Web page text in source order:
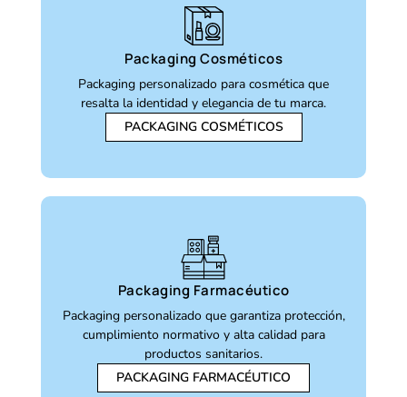
Packaging Cosméticos
Packaging personalizado para cosmética que
resalta la identidad y elegancia de tu marca.
PACKAGING COSMÉTICOS
Packaging Farmacéutico
Packaging personalizado que garantiza protección,
cumplimiento normativo y alta calidad para
productos sanitarios.
PACKAGING FARMACÉUTICO